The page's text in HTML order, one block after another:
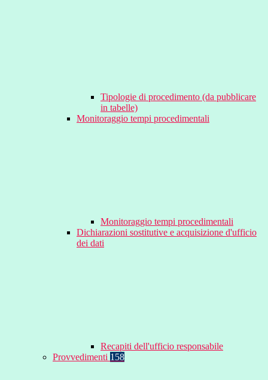
Tipologie di procedimento (da pubblicare
in tabelle)
Monitoraggio tempi procedimentali
Monitoraggio tempi procedimentali
Dichiarazioni sostitutive e acquisizione d'ufficio
dei dati
Recapiti dell'ufficio responsabile
Provvedimenti 158